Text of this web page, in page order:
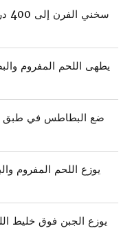
يطهى اللحم المفروم
ضع البطاطس في طبق
يوزع اللحم المفروم
يوزع الجبن فوق خليط